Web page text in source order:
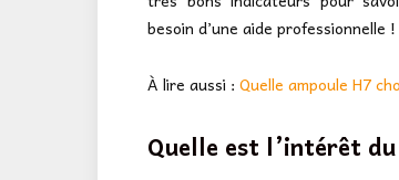
besoin d’une aide professionnelle !
À lire aussi : Quelle ampoule H7
Quelle est l’intérêt